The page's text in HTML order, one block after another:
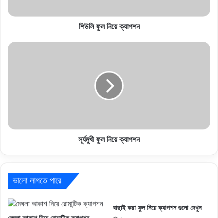
শিউলি ফুল নিয়ে ক্যাপশন
সূর্যমুখী ফুল নিয়ে ক্যাপশন
ভালো লাগতে পারে
বাছাই করা ফুল নিয়ে ক্যাপশন গুলো দেখুন